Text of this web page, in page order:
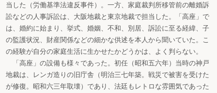
当した（労働基準法違反事件）。一方、家庭裁判所移管前の離婚訴
訟などの人事訴訟は、大阪地裁と東京地裁で担当した。「高座」で
は、婚約に始まり、挙式、婚姻、不和、別居、訴訟に至る経緯、子
の監護状況、財産関係などの細かな供述を本人から聞いていた。こ
の経験が自分の家庭生活に生かせたかどうかは、よく判らない。
「高座」の設備も様々であった。初任（昭和五六年）当時の神戸
地裁は、レンガ造りの旧庁舎（明治三七年築。戦災で被害を受けた
が修復。昭和六三年取壊）であり、法廷もレトロな雰囲気であった